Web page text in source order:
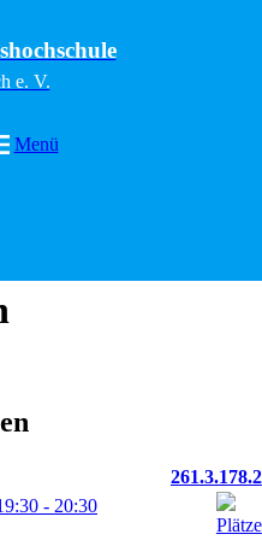
e. V.
Menü
261.3.178.2
- 20:30